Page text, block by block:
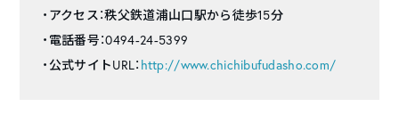
・アクセス：秩父鉄道浦山口駅から徒歩15分
・電話番号：0494-24-5399
・公式サイトURL： http://www.chichibufudasho.com/